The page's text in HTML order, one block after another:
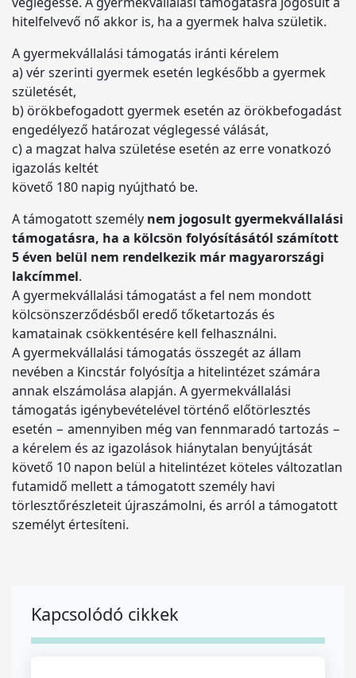
hitelfelvevő nő akkor is, ha a gyermek halva születik.
A gyermekvállalási támogatás iránti kérelem
a) vér szerinti gyermek esetén legkésőbb a gyermek
születését,
b) örökbefogadott gyermek esetén az örökbefogadást
engedélyező határozat véglegessé válását,
c) a magzat halva születése esetén az erre vonatkozó
igazolás keltét
követő 180 napig nyújtható be.
A támogatott személy nem jogosult gyermekvállalási
támogatásra, ha a kölcsön folyósításától számított
5 éven belül nem rendelkezik már magyarországi
lakcímmel.
A gyermekvállalási támogatást a fel nem mondott
kölcsönszerződésből eredő tőketartozás és
kamatainak csökkentésére kell felhasználni.
A gyermekvállalási támogatás összegét az állam
nevében a Kincstár folyósítja a hitelintézet számára
annak elszámolása alapján. A gyermekvállalási
támogatás igénybevételével történő előtörlesztés
esetén − amennyiben még van fennmaradó tartozás −
a kérelem és az igazolások hiánytalan benyújtását
követő 10 napon belül a hitelintézet köteles változatlan
futamidő mellett a támogatott személy havi
törlesztőrészleteit újraszámolni, és arról a támogatott
személyt értesíteni.
Kapcsolódó cikkek